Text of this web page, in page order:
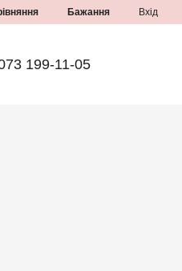
Бажання Вхід
199-11-05